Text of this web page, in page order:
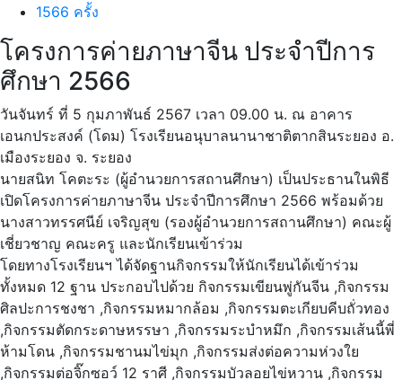
1566 ครั้ง
โครงการค่ายภาษาจีน ประจำปีการ
ศึกษา 2566
วันจันทร์ ที่ 5 กุมภาพันธ์ 2567 เวลา 09.00 น. ณ อาคาร
เอนกประสงค์ (โดม) โรงเรียนอนุบาลนานาชาติตากสินระยอง อ.
เมืองระยอง จ. ระยอง
นายสนิท โคตะระ (ผู้อำนวยการสถานศึกษา) เป็นประธานในพิธี
เปิดโครงการค่ายภาษาจีน ประจำปีการศึกษา 2566 พร้อมด้วย
นางสาวทรรศนีย์ เจริญสุข (รองผู้อำนวยการสถานศึกษา) คณะผู้
เชี่ยวชาญ คณะครู และนักเรียนเข้าร่วม
โดยทางโรงเรียนฯ ได้จัดฐานกิจกรรมให้นักเรียนได้เข้าร่วม
ทั้งหมด 12 ฐาน ประกอบไปด้วย กิจกรรมเขียนพู่กันจีน ,กิจกรรม
ศิลปะการชงชา ,กิจกรรมหมากล้อม ,กิจกรรมตะเกียบคีบถั่วทอง
,กิจกรรมตัดกระดาษหรรษา ,กิจกรรมระบำหมึก ,กิจกรรมเส้นนี้พี่
ห้ามโดน ,กิจกรรมชานมไข่มุก ,กิจกรรมส่งต่อความห่วงใย
,กิจกรรมต่อจิ๊กซอว์ 12 ราศี ,กิจกรรมบัวลอยไข่หวาน ,กิจกรรม